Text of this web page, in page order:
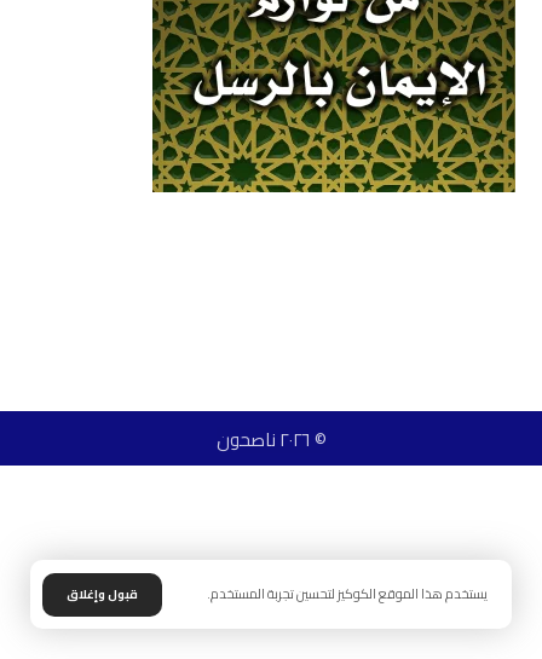
© ٢٠٢٦ ناصحون
يستخدم هذا الموقع الكوكيز لتحسين تجربة المستخدم. قبول وإغلاق